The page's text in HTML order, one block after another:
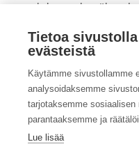
uutuuksista ensimmäisten
Tilaa
Twitter FacebookYouTube
Tietoa
evästeistä
Käytämme sivustollamme
analysoidaksemme
tarjotaksemme
parantaaksemme ja
Lue lisää